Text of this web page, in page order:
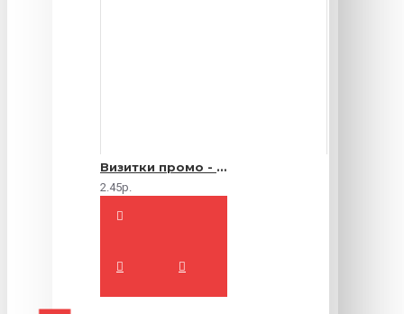
Визитки промо - 1000 шт.
2.45р.